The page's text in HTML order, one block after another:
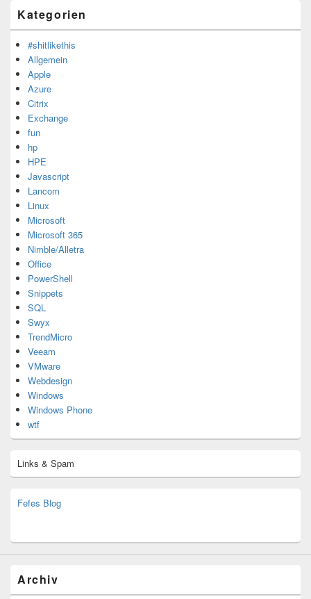
Kategorien
#shitlikethis
Allgemein
Apple
Azure
Citrix
Exchange
fun
hp
HPE
Javascript
Lancom
Linux
Microsoft
Microsoft 365
Nimble/Alletra
Office
PowerShell
Snippets
SQL
Swyx
TrendMicro
Veeam
VMware
Webdesign
Windows
Windows Phone
wtf
Links & Spam
Fefes Blog
Archiv